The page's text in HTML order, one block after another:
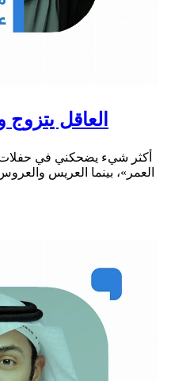
العاقل يتزوج
أكثر شيء يضحكني في حفلات
العمر»، بينما العريس